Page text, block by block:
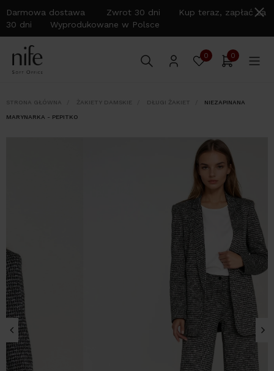
Darmowa dostawa Zwrot 30 dni Kup teraz, zapłać za
30 dni Wyprodukowane w Polsce
0 0
STRONA GŁÓWNA ŻAKIETY DAMSKIE DŁUGI ŻAKIET NIEZAPINANA
MARYNARKA - PEPITKO